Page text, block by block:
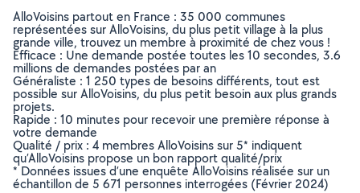
AlloVoisins partout en France : 35 000 communes
représentées sur AlloVoisins, du plus petit village à la plus
grande ville, trouvez un membre à proximité de chez vous !
Efficace : Une demande postée toutes les 10 secondes, 3.6
millions de demandes postées par an
Généraliste : 1 250 types de besoins différents, tout est
possible sur AlloVoisins, du plus petit besoin aux plus grands
projets.
Rapide : 10 minutes pour recevoir une première réponse à
votre demande
Qualité / prix : 4 membres AlloVoisins sur 5* indiquent
qu’AlloVoisins propose un bon rapport qualité/prix
* Données issues d’une enquête AlloVoisins réalisée sur un
échantillon de 5 671 personnes interrogées (Février 2024)